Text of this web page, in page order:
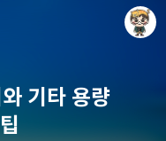
기타 용량